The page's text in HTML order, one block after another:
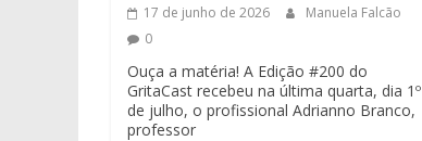
17 de junho de 2026
Manuela Falcão
0
Ouça a matéria! A Edição #200 do
GritaCast recebeu na última quarta, dia 1º
de julho, o profissional Adrianno Branco,
professor